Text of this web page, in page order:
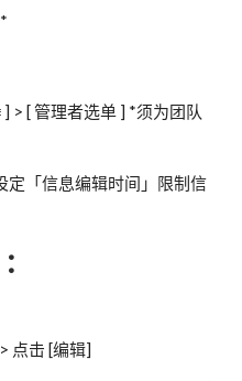
> [ 管理者选单 ] *须为团队
定「信息编辑时间」限制信
点击 [编辑]